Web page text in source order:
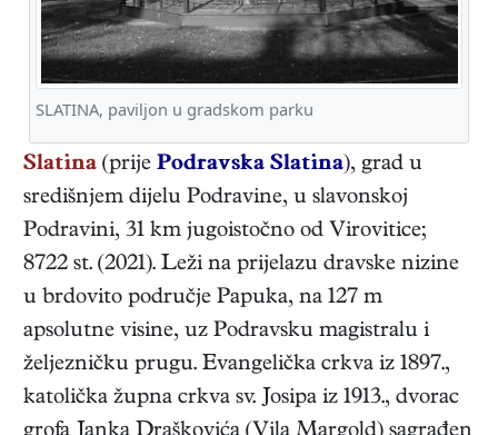
SLATINA, paviljon u gradskom parku
Slatina (prije Podravska Slatina), grad u
središnjem dijelu Podravine, u slavonskoj
Podravini, 31 km jugoistočno od Virovitice;
8722 st. (2021). Leži na prijelazu dravske nizine
u brdovito područje Papuka, na 127 m
apsolutne visine, uz Podravsku magistralu i
željezničku prugu. Evangelička crkva iz 1897.,
katolička župna crkva sv. Josipa iz 1913., dvorac